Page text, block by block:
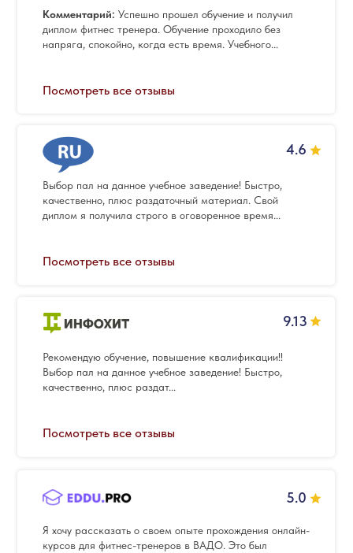
Посмотреть все отзывы
Комментарий: Успешно прошел обучение и получил
диплом фитнес тренера. Обучение проходило без
напряга, спокойно, когда есть время. Учебного...
Посмотреть все отзывы
Выбор пал на данное учебное заведение! Быстро,
качественно, плюс раздаточный материал. Свой
диплом я получила строго в оговоренное время...
4.6
Посмотреть все отзывы
Рекомендую обучение, повышение квалификации!!
Выбор пал на данное учебное заведение! Быстро,
качественно, плюс раздат...
9.13
5.0
Я хочу рассказать о своем опыте прохождения онлайн-
курсов для фитнес-тренеров в ВАДО. Это был